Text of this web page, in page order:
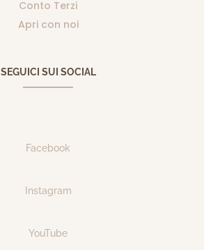
Conto Terzi
Apri con noi
SEGUICI SUI SOCIAL
Facebook
Instagram
YouTube